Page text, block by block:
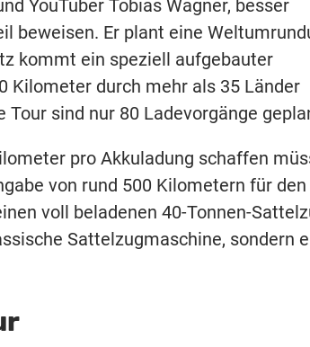
YouTuber Tobias Wagner, besser
beweisen. Er plant eine
kommt ein speziell aufgebauter
Kilometer durch mehr als 35 Länder
sind nur 80 Ladevorgänge
pro Akkuladung schaffen
von rund 500 Kilometern für den
voll beladenen 40-Tonnen-
Sattelzugmaschine, sondern